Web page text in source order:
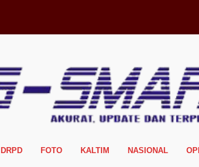
DRPD FOTO KALTIM NASIONAL